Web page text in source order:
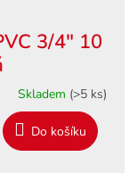
3/4" 10
Skladem (>5 ks)
Do košíku